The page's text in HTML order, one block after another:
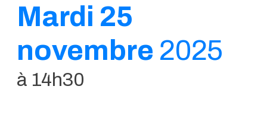
Mardi 25
novembre 2025
à 14h30